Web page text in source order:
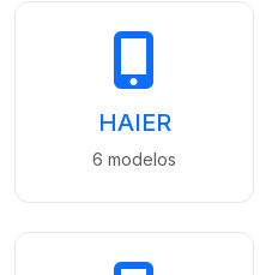
HAIER
6 modelos